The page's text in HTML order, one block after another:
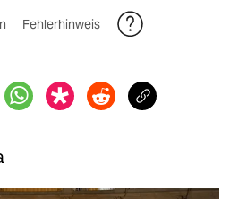
Fehlerhinweis